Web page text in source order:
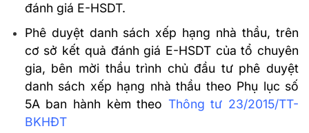
đánh giá E-HSDT.
Phê duyệt danh sách xếp hạng nhà thầu, trên
cơ sở kết quả đánh giá E-HSDT của tổ chuyên
gia, bên mời thầu trình chủ đầu tư phê duyệt
danh sách xếp hạng nhà thầu theo Phụ lục số
5A ban hành kèm theo Thông tư 23/2015/TT-
BKHĐT